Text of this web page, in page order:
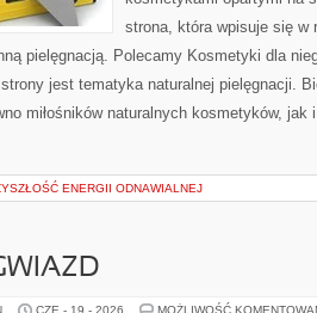
strona, która wpisuje się w
pielęgnacją. Polecamy Kosmetyki dla
jest tematyka naturalnej pielęgnacji.
miłośników naturalnych kosmetyków, jak
ENERGII ODNAWIALNEJ
CZE - 19 - 2026 MOŻLIWOŚĆ